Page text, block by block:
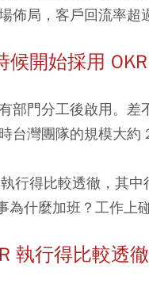
佈局，客戶回流率超
候開始採用
部門分工後啟用。
台灣團隊的規模大約
行得比較透徹，其
為什麼加班？工作上
執行得比較透